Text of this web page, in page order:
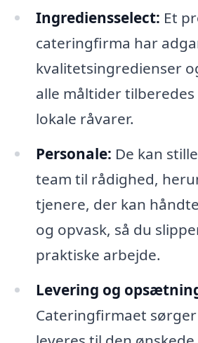
Ingrediensselect: Et
cateringfirma har
kvalitetsingredienser
alle måltider
lokale råvarer.
Personale: De kan
team til rådighed,
tjenere, der kan
og opvask, så du
praktiske arbejde.
Levering og
Cateringfirmaet